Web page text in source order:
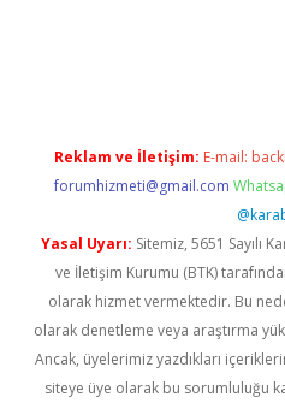
Reklam ve İletişim: E-mail:
forumhizmeti@gmail.com
Yasal Uyarı: Sitemiz, 5651 Sayılı
ve İletişim Kurumu (BTK)
olarak hizmet vermektedir. Bu
olarak denetleme veya araştırma
Ancak, üyelerimiz yazdıkları
siteye üye olarak bu sorumluluğu